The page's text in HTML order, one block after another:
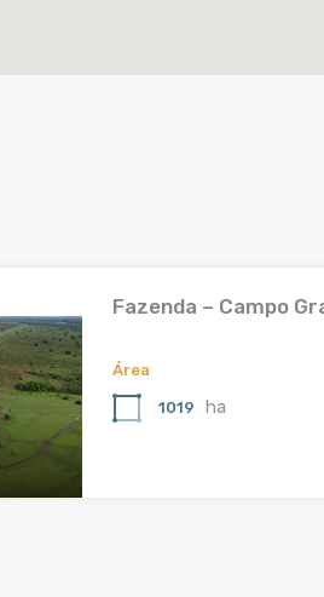
Fazenda – Campo
Área
1019 ha